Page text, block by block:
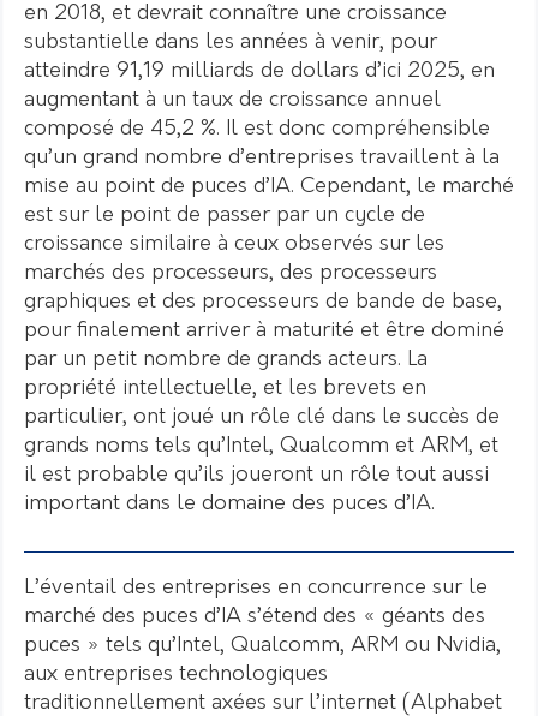
en 2018, et devrait connaître une croissance
substantielle dans les années à venir, pour
atteindre 91,19 milliards de dollars d’ici 2025, en
augmentant à un taux de croissance annuel
composé de 45,2 %. Il est donc compréhensible
qu’un grand nombre d’entreprises travaillent à la
mise au point de puces d’IA. Cependant, le marché
est sur le point de passer par un cycle de
croissance similaire à ceux observés sur les
marchés des processeurs, des processeurs
graphiques et des processeurs de bande de base,
pour finalement arriver à maturité et être dominé
par un petit nombre de grands acteurs. La
propriété intellectuelle, et les brevets en
particulier, ont joué un rôle clé dans le succès de
grands noms tels qu’Intel, Qualcomm et ARM, et
il est probable qu’ils joueront un rôle tout aussi
important dans le domaine des puces d’IA.
L’éventail des entreprises en concurrence sur le
marché des puces d’IA s’étend des « géants des
puces » tels qu’Intel, Qualcomm, ARM ou Nvidia,
aux entreprises technologiques
traditionnellement axées sur l’internet (Alphabet